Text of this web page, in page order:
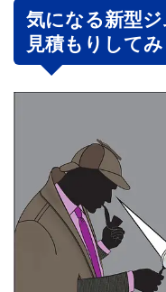
気になる新型ジ
見積もりして